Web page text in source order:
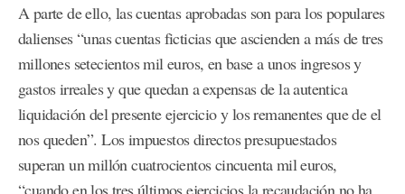
A parte de ello, las cuentas aprobadas son para los populares
dalienses “unas cuentas ficticias que ascienden a más de tres
millones setecientos mil euros, en base a unos ingresos y
gastos irreales y que quedan a expensas de la autentica
liquidación del presente ejercicio y los remanentes que de el
nos queden”. Los impuestos directos presupuestados
superan un millón cuatrocientos cincuenta mil euros,
“cuando en los tres últimos ejercicios la recaudación no ha